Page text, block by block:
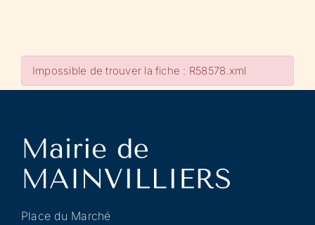
Impossible de trouver la fiche : R58578.xml
Place du Marché